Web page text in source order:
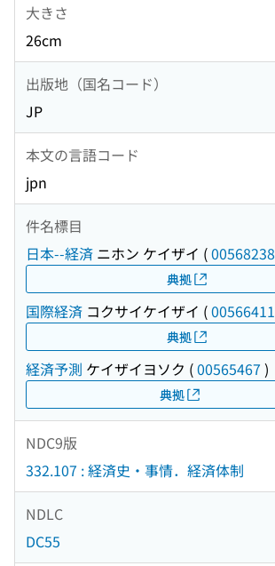
大きさ
26cm
出版地（国名コード）
JP
本文の言語コード
jpn
件名標目
日本--経済 ニホン ケイザイ (00568238
典拠
国際経済 コクサイケイザイ (00566411
典拠
経済予測 ケイザイヨソク (00565467 )
典拠
NDC9版
332.107 : 経済史・事情．経済体制
NDLC
DC55